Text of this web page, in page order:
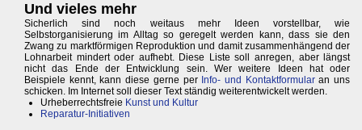
Und vieles mehr
Sicherlich sind noch weitaus mehr Ideen vorstellbar, wie
Selbstorganisierung im Alltag so geregelt werden kann, dass sie den
Zwang zu marktförmigen Reproduktion und damit zusammenhängend der
Lohnarbeit mindert oder aufhebt. Diese Liste soll anregen, aber längst
nicht das Ende der Entwicklung sein. Wer weitere Ideen hat oder
Beispiele kennt, kann diese gerne per Info- und Kontaktformularan uns
schicken. Im Internet soll dieser Text ständig weiterentwickelt werden.
Urheberrechtsfreie Kunst und Kultur
Reparatur-Initiativen